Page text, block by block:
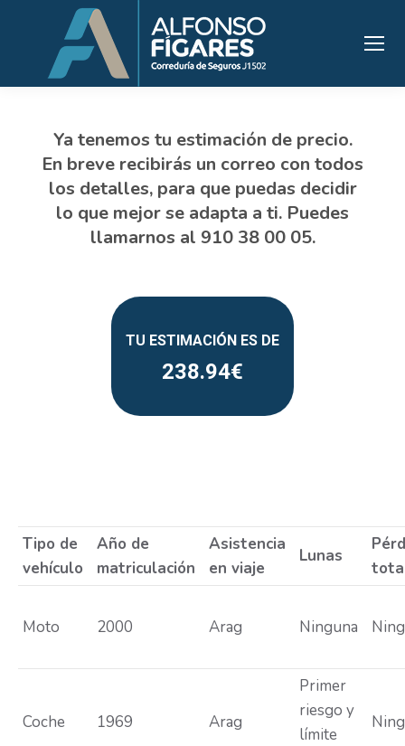
238.94
Tipo de
vehículo
Año de
matriculación
Asistencia
en viaje
Lunas
Moto 2000 Arag Ninguna
Coche 1969 Arag
Primer
riesgo y
límite